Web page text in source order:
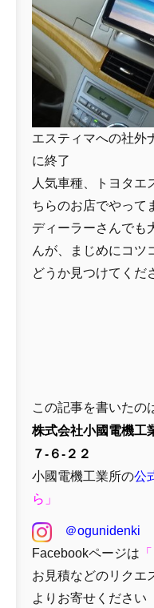
エスティマへの社外
に終了
人気車種、トヨタエ
ちらのお店でやって
ディーラーさんでも
んが、まじめにコツ
どうか見つけてくだ
この記事を書いたの
株式会社小國電機
７-６-２２
小國電機工業所の公
ら」
＠ogunidenki
Facebookページは 「
お見積などのリクエ
よりお寄せください